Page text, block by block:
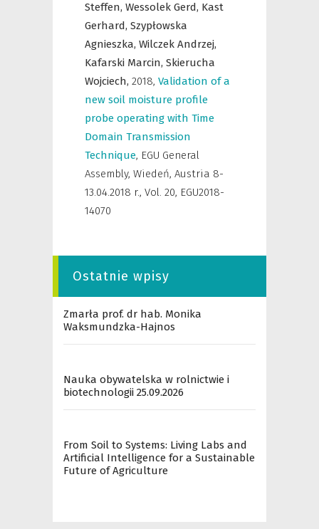
Steffen, Wessolek Gerd, Kast
Gerhard, Szypłowska
Agnieszka, Wilczek Andrzej,
Kafarski Marcin, Skierucha
Wojciech, 2018, Validation of a
new soil moisture profile
probe operating with Time
Domain Transmission
Technique, EGU General
Assembly, Wiedeń, Austria 8-
13.04.2018 r., Vol. 20, EGU2018-
14070
Ostatnie wpisy
Zmarła prof. dr hab. Monika
Waksmundzka-Hajnos
Nauka obywatelska w rolnictwie i
biotechnologii 25.09.2026
From Soil to Systems: Living Labs and
Artificial Intelligence for a Sustainable
Future of Agriculture